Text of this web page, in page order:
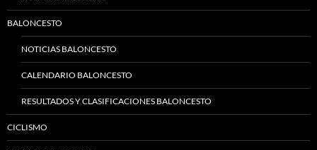
BALONCESTO
NOTICIAS BALONCESTO
CALENDARIO BALONCESTO
RESULTADOS Y CLASIFICACIONES BALONCESTO
CICLISMO